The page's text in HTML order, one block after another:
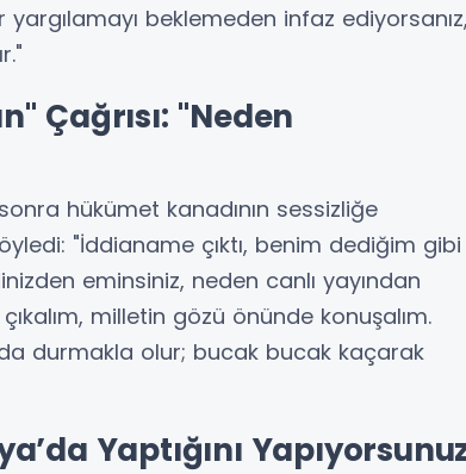
beklemeden infaz ediyorsanız,
Çağrısı: "Neden
hükümet kanadının sessizliğe
"İddianame çıktı, benim dediğim gibi
eminsiniz, neden canlı yayından
milletin gözü önünde konuşalım.
durmakla olur; bucak bucak kaçarak
Yaptığını